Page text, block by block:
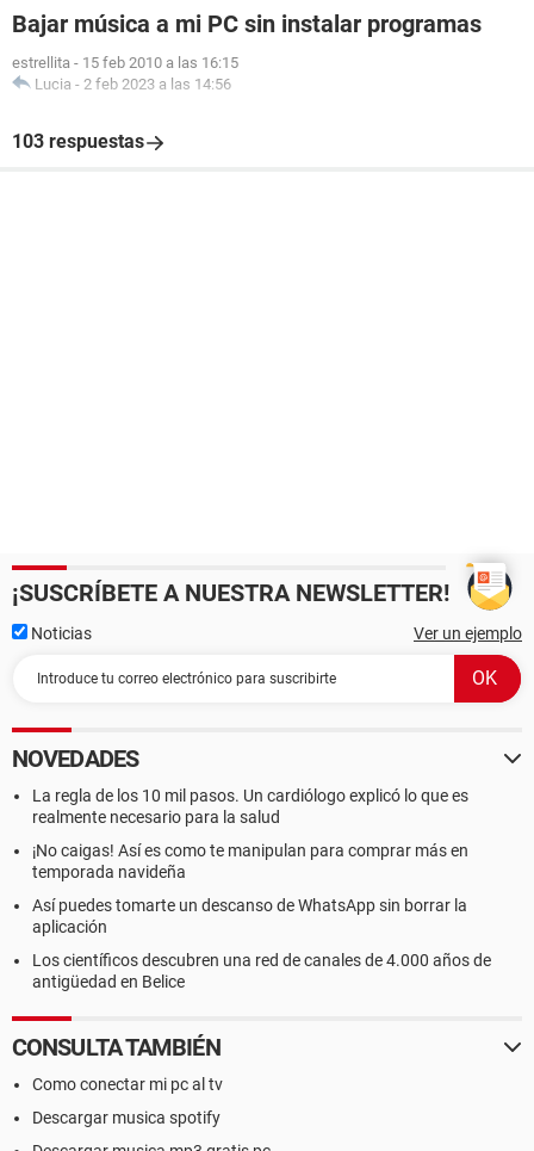
Bajar música a mi PC sin instalar programas
estrellita - 15 feb 2010 a las 16:15
Lucia - 2 feb 2023 a las 14:56
103 respuestas
¡SUSCRÍBETE A NUESTRA NEWSLETTER!
Noticias Ver un ejemplo
NOVEDADES
La regla de los 10 mil pasos. Un cardiólogo explicó lo que es
realmente necesario para la salud
¡No caigas! Así es como te manipulan para comprar más en
temporada navideña
Así puedes tomarte un descanso de WhatsApp sin borrar la
aplicación
Los científicos descubren una red de canales de 4.000 años de
antigüedad en Belice
CONSULTA TAMBIÉN
Como conectar mi pc al tv
Descargar musica spotify